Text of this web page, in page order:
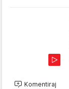
Komentiraj